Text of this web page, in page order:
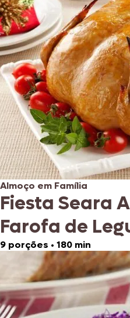
Almoço em Família
Fiesta Seara
Farofa de
9 porções • 180 min